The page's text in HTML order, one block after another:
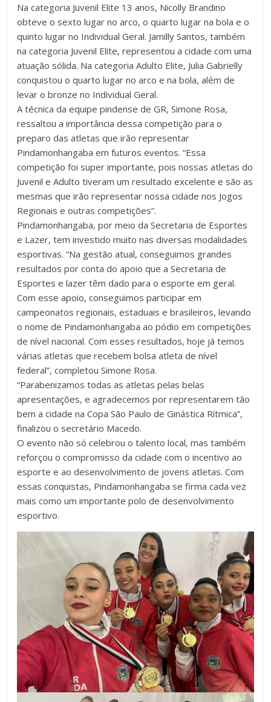
Na categoria Juvenil Elite 13 anos, Nicolly Brandino
obteve o sexto lugar no arco, o quarto lugar na bola e o
quinto lugar no Individual Geral. Jamilly Santos, também
na categoria Juvenil Elite, representou a cidade com uma
atuação sólida. Na categoria Adulto Elite, Julia Gabrielly
conquistou o quarto lugar no arco e na bola, além de
levar o bronze no Individual Geral.
A técnica da equipe pindense de GR, Simone Rosa,
ressaltou a importância dessa competição para o
preparo das atletas que irão representar
Pindamonhangaba em futuros eventos. “Essa
competição foi super importante, pois nossas atletas do
Juvenil e Adulto tiveram um resultado excelente e são as
mesmas que irão representar nossa cidade nos Jogos
Regionais e outras competições”.
Pindamonhangaba, por meio da Secretaria de Esportes
e Lazer, tem investido muito nas diversas modalidades
esportivas. “Na gestão atual, conseguimos grandes
resultados por conta do apoio que a Secretaria de
Esportes e lazer têm dado para o esporte em geral.
Com esse apoio, conseguimos participar em
campeonatos regionais, estaduais e brasileiros, levando
o nome de Pindamonhangaba ao pódio em competições
de nível nacional. Com esses resultados, hoje já temos
várias atletas que recebem bolsa atleta de nível
federal”, completou Simone Rosa.
“Parabenizamos todas as atletas pelas belas
apresentações, e agradecemos por representarem tão
bem a cidade na Copa São Paulo de Ginástica Rítmica”,
finalizou o secretário Macedo.
O evento não só celebrou o talento local, mas também
reforçou o compromisso da cidade com o incentivo ao
esporte e ao desenvolvimento de jovens atletas. Com
essas conquistas, Pindamonhangaba se firma cada vez
mais como um importante polo de desenvolvimento
esportivo.